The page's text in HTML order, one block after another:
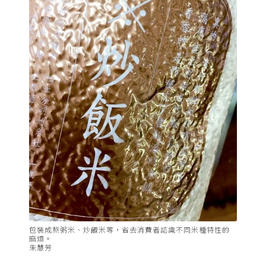
包裝成熬粥米、炒飯米等，省去消費者認識不同米種特性的
麻煩。
朱慧芳